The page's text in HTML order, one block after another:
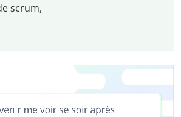
scrum,